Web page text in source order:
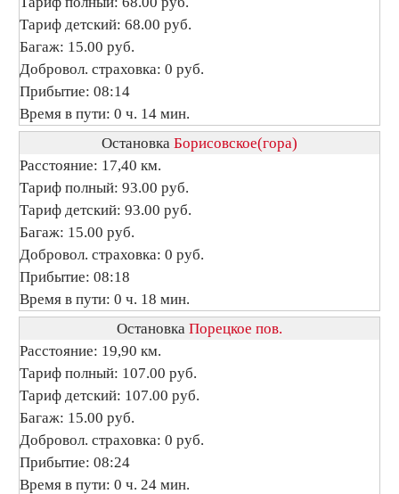
Тариф детский: 68.00 руб.
Багаж: 15.00 руб.
Добровол. страховка: 0 руб.
Прибытие: 08:14
Время в пути: 0 ч. 14 мин.
Остановка Борисовское(гора)
Расстояние: 17,40 км.
Тариф полный: 93.00 руб.
Тариф детский: 93.00 руб.
Багаж: 15.00 руб.
Добровол. страховка: 0 руб.
Прибытие: 08:18
Время в пути: 0 ч. 18 мин.
Остановка Порецкое пов.
Расстояние: 19,90 км.
Тариф полный: 107.00 руб.
Тариф детский: 107.00 руб.
Багаж: 15.00 руб.
Добровол. страховка: 0 руб.
Прибытие: 08:24
Время в пути: 0 ч. 24 мин.